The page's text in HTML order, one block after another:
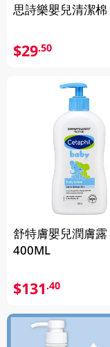
思詩樂嬰兒清潔棉
$29.50
舒特膚嬰兒潤膚露
400ML
$131.40